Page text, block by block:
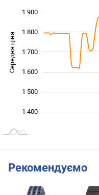
Середня ціна 1 400
1 400
1 500
1 600
1 700
1 800
1 900
Рекомендуємо